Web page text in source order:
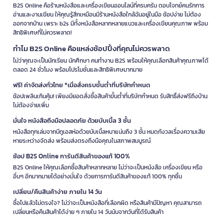
B2S Online คือร้านหนังสือและเครื่องเขียนออนไลน์ที่ครบครัน ตอบโจทย์คนรักการ
อ่านและงานเขียน ให้คุณรู้สึกเหมือนมีร้านหนังสือใกล้ฉันอยู่ในมือ ช้อปง่าย ไม่ต้อง
ออกจากบ้าน เพราะ b2s มีทั้งหนังสือหลากหลายแนวและเครื่องเขียนคุณภาพ พร้อม
สิทธิพิเศษที่ไม่ควรพลาด!
ทำไม B2S Online คือแหล่งช้อปปิ้งที่คุณไม่ควรพลาด
ไม่ว่าคุณจะเป็นนักเรียน นักศึกษา คนทำงาน B2S พร้อมให้คุณเลือกสินค้าคุณภาพได้
ตลอด 24 ชั่วโมง พร้อมโปรโมชั่นและสิทธิพิเศษมากมาย
ฟรี! ค่าจัดส่งทั่วไทย *เมื่อสั่งครบขั้นต่ำที่บริษัทกำหนด
ช้อปเพลินเกินคุ้ม! เพียงมียอดสั่งซื้อสินค้าขั้นต่ำที่บริษัทกำหนด รับสิทธิ์ส่งฟรีถึงบ้าน
ไม่ต้องจ่ายเพิ่ม
มั่นใจ หนังสือถึงมือปลอดภัย ด้วยบับเบิ้ล 3 ชั้น
หนังสือทุกเล่มจากบีทูเอสห่อด้วยบับเบิ้ลหนาแน่นถึง 3 ชั้น หมดกังวลเรื่องความเสีย
หายระหว่างจัดส่ง พร้อมส่งตรงถึงมือคุณในสภาพสมบูรณ์
ช้อป B2S Online การันตีสินค้าของแท้ 100%
B2S Online ให้คุณเลือกซื้อสินค้าหลากหลาย ไม่ว่าจะเป็นหนังสือ เครื่องเขียน หรือ
อื่นๆ อีกมากมายได้อย่างมั่นใจ ด้วยการการันตีสินค้าของแท้ 100% ทุกชิ้น
เปลี่ยน/คืนสินค้าง่าย ภายใน 14 วัน
ซื้อไปแล้วไม่ตรงใจ? ไม่ว่าจะเป็นหนังสือที่เลือกผิด หรือสินค้ามีปัญหา คุณสามารถ
เปลี่ยนหรือคืนสินค้าได้ง่าย ๆ ภายใน 14 วันนับจากวันที่ได้รับสินค้า